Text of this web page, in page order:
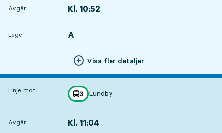
Avgår: Kl. 10:52
Läge:
LÄGE, A
,
Visa fler detaljer
Linje mot: linje
3
mot
Lundby
,
Avgår: Kl. 11:04